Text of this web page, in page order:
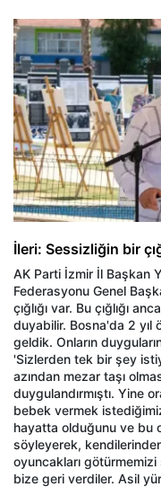
İleri: Sessizliğin bir
AK Parti İzmir İl Başkan
Federasyonu Genel
çığlığı var. Bu çığlığı
duyabilir. Bosna'da 2 yıl
geldik. Onların
'Sizlerden tek bir şey
azından mezar taşı
duygulandırmıştı. Yine
bebek vermek
hayatta olduğunu ve bu
söyleyerek,
oyuncakları
bize geri verdiler. Asil